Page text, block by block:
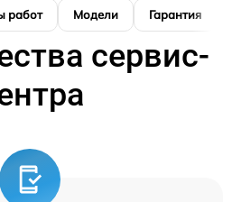
работ Модели Гарантия
сервис-